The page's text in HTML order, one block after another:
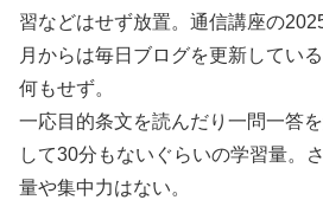
習などはせず放置。通信講座の
月からは毎日ブログを更新してい
何もせず。
一応目的条文を読んだり一問一答
して30分もないぐらいの学習量。
量や集中力はない。